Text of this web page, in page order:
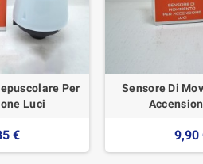
Per
Luci
€
Sensore Di
9,90